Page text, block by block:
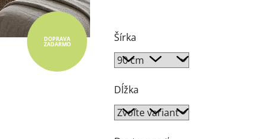
Šírka
Dĺžka
DOPRAVA
ZADARMO